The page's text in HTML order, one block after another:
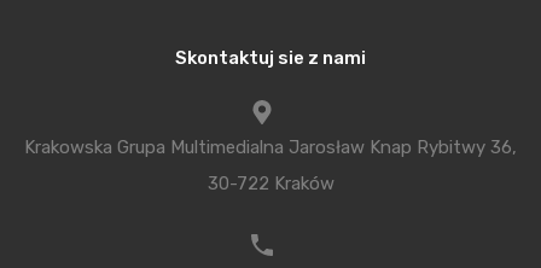
świadomym, że może ona wzrosnąć wówczas, gdy
raty co miesiąc często musimy jeszcze płacić
dodatkowe ubezpieczenia, np. ubezpieczenie
na życie. Bank wymaga polisy z reguły w wysokości
równej co najmniej kwocie kredytu. Oznacza to,
Skontaktuj sie z nami
Krakowska Grupa Multimedialna Jarosław Knap Rybitwy 36,
30-722 Kraków